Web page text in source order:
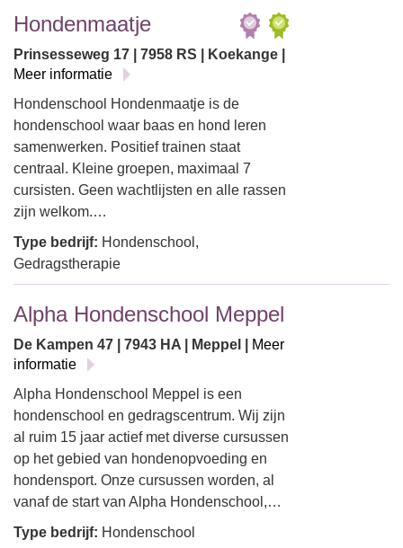
Hondenmaatje
Prinsesseweg 17 | 7958 RS | Koekange |
Meer informatie
Hondenschool Hondenmaatje is de
hondenschool waar baas en hond leren
samenwerken. Positief trainen staat
centraal. Kleine groepen, maximaal 7
cursisten. Geen wachtlijsten en alle rassen
zijn welkom.…
Type bedrijf: Hondenschool,
Gedragstherapie
Alpha Hondenschool Meppel
De Kampen 47 | 7943 HA | Meppel |
Meer
informatie
Alpha Hondenschool Meppel is een
hondenschool en gedragscentrum. Wij zijn
al ruim 15 jaar actief met diverse cursussen
op het gebied van hondenopvoeding en
hondensport. Onze cursussen worden, al
vanaf de start van Alpha Hondenschool,…
Type bedrijf: Hondenschool